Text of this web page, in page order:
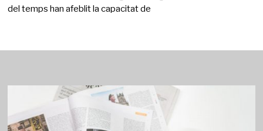
del temps han afeblit la capacitat de